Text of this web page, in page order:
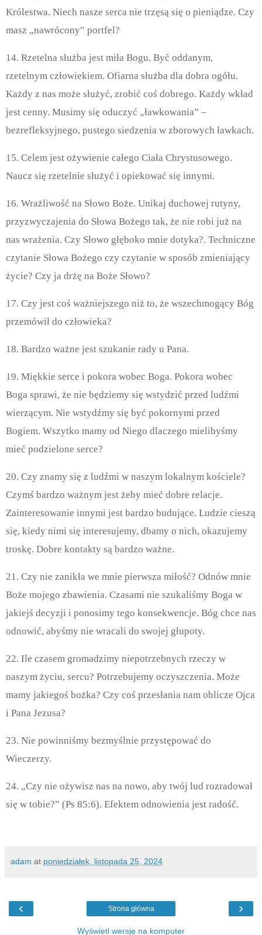
Królestwa. Niech nasze serca nie trzęsą się o pieniądze. Czy
masz „nawrócony” portfel?
14. Rzetelna służba jest miła Bogu. Być oddanym,
rzetelnym człowiekiem. Ofiarna służba dla dobra ogółu.
Każdy z nas może służyć, zrobić coś dobrego. Każdy wkład
jest cenny. Musimy się oduczyć „ławkowania” –
bezrefleksyjnego, pustego siedzenia w zborowych ławkach.
15. Celem jest ożywienie całego Ciała Chrystusowego.
Naucz się rzetelnie służyć i opiekować się innymi.
16. Wrażliwość na Słowo Boże. Unikaj duchowej rutyny,
przyzwyczajenia do Słowa Bożego tak, że nie robi już na
nas wrażenia. Czy Słowo głęboko mnie dotyka?. Techniczne
czytanie Słowa Bożego czy czytanie w sposób zmieniający
życie? Czy ja drżę na Boże Słowo?
17. Czy jest coś ważniejszego niż to, że wszechmogący Bóg
przemówił do człowieka?
18. Bardzo ważne jest szukanie rady u Pana.
19. Miękkie serce i pokora wobec Boga. Pokora wobec
Boga sprawi, że nie będziemy się wstydzić przed ludźmi
wierzącym. Nie wstydźmy się być pokornymi przed
Bogiem. Wszytko mamy od Niego dlaczego mielibyśmy
mieć podzielone serce?
20. Czy znamy się z ludźmi w naszym lokalnym kościele?
Czymś bardzo ważnym jest żeby mieć dobre relacje.
Zainteresowanie innymi jest bardzo budujące. Ludzie cieszą
się, kiedy nimi się interesujemy, dbamy o nich, okazujemy
troskę. Dobre kontakty są bardzo ważne.
21. Czy nie zanikła we mnie pierwsza miłość? Odnów mnie
Boże mojego zbawienia. Czasami nie szukaliśmy Boga w
jakiejś decyzji i ponosimy tego konsekwencje. Bóg chce nas
odnowić, abyśmy nie wracali do swojej głupoty.
22. Ile czasem gromadzimy niepotrzebnych rzeczy w
naszym życiu, sercu? Potrzebujemy oczyszczenia. Może
mamy jakiegoś bożka? Czy coś przesłania nam oblicze Ojca
i Pana Jezusa?
23. Nie powinniśmy bezmyślnie przystępować do
Wieczerzy.
24. „Czy nie ożywisz nas na nowo, aby twój lud rozradował
się w tobie?” (Ps 85:6). Efektem odnowienia jest radość.
adam at poniedziałek, listopada 25, 2024
‹ ›
Strona główna
Wyświetl wersję na komputer